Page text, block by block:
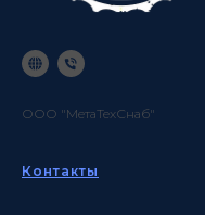
ООО "МетаТехСнаб"
Контакты